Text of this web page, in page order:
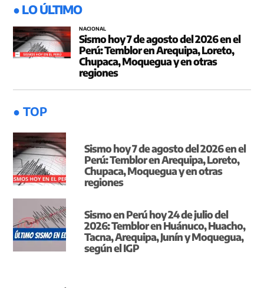
● LO ÚLTIMO
NACIONAL
Sismo hoy 7 de agosto del 2026 en el
Perú: Temblor en Arequipa, Loreto,
Chupaca, Moquegua y en otras
regiones
● TOP
Sismo hoy 7 de agosto del 2026 en el
Perú: Temblor en Arequipa, Loreto,
Chupaca, Moquegua y en otras
regiones
Sismo en Perú hoy 24 de julio del
2026: Temblor en Huánuco, Huacho,
Tacna, Arequipa, Junín y Moquegua,
según el IGP